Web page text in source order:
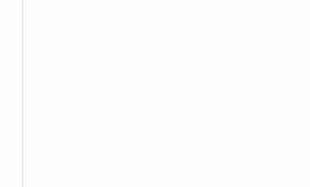
قبیلے نےغزوہ خندق میں